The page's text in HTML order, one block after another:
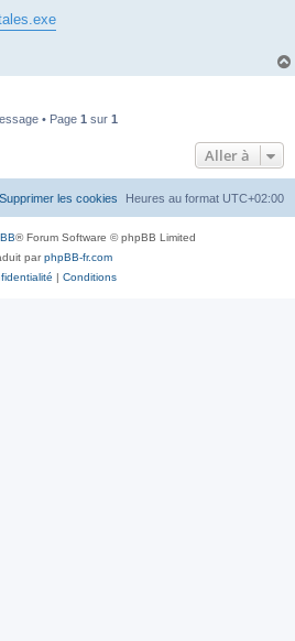
• Page 1 sur 1
Aller à
Heures au format UTC+02:00
Supprimer les cookies
® Forum Software © phpBB Limited
parphpBB-fr.com
| Conditions